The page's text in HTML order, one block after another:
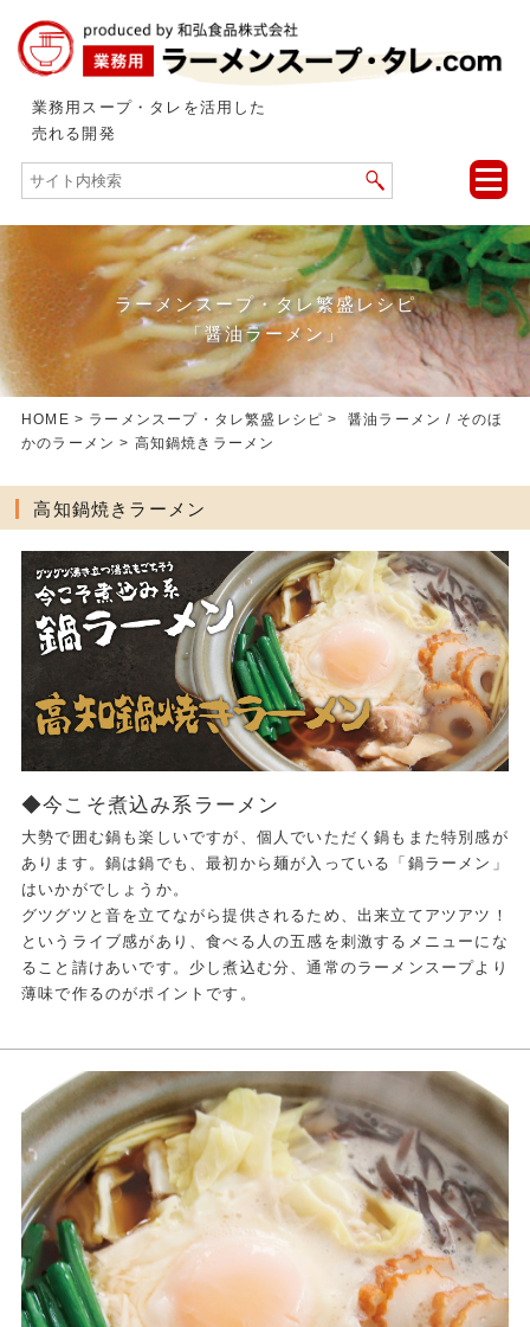
業務用スープ・タレを活用した
売れる開発
toggle
ラーメンスープ・タレ繁盛レシピ
「醤油ラーメン」
HOME > ラーメンスープ・タレ繁盛レシピ >醤油ラーメン / そのほ
かのラーメン > 高知鍋焼きラーメン
高知鍋焼きラーメン
◆今こそ煮込み系ラーメン
大勢で囲む鍋も楽しいですが、個人でいただく鍋もまた特別感が
あります。鍋は鍋でも、最初から麺が入っている「鍋ラーメン」
はいかがでしょうか。
グツグツと音を立てながら提供されるため、出来立てアツアツ！
というライブ感があり、食べる人の五感を刺激するメニューにな
ること請けあいです。少し煮込む分、通常のラーメンスープより
薄味で作るのがポイントです。